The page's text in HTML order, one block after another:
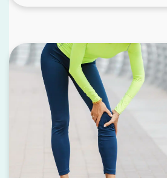
Prenez RDV sur
IK BOULOGNE
3 Av. André Morizet
Billancourt
3 Av. André Morizet
01 48 25 34 79
Prenez RDV sur
Prenez RDV sur